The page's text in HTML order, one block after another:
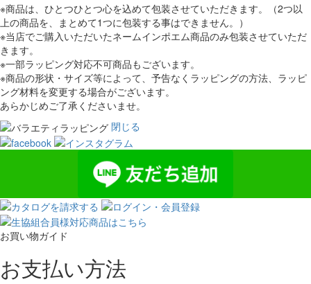
※商品は、ひとつひとつ心を込めて包装させていただきます。（2つ以
上の商品を、まとめて1つに包装する事はできません。）
※当店でご購入いただいたネームインポエム商品のみ包装させていただ
きます。
※一部ラッピング対応不可商品もございます。
※商品の形状・サイズ等によって、予告なくラッピングの方法、ラッピ
ング材料を変更する場合がございます。
あらかじめご了承くださいませ。
閉じる
お買い物ガイド
お支払い方法